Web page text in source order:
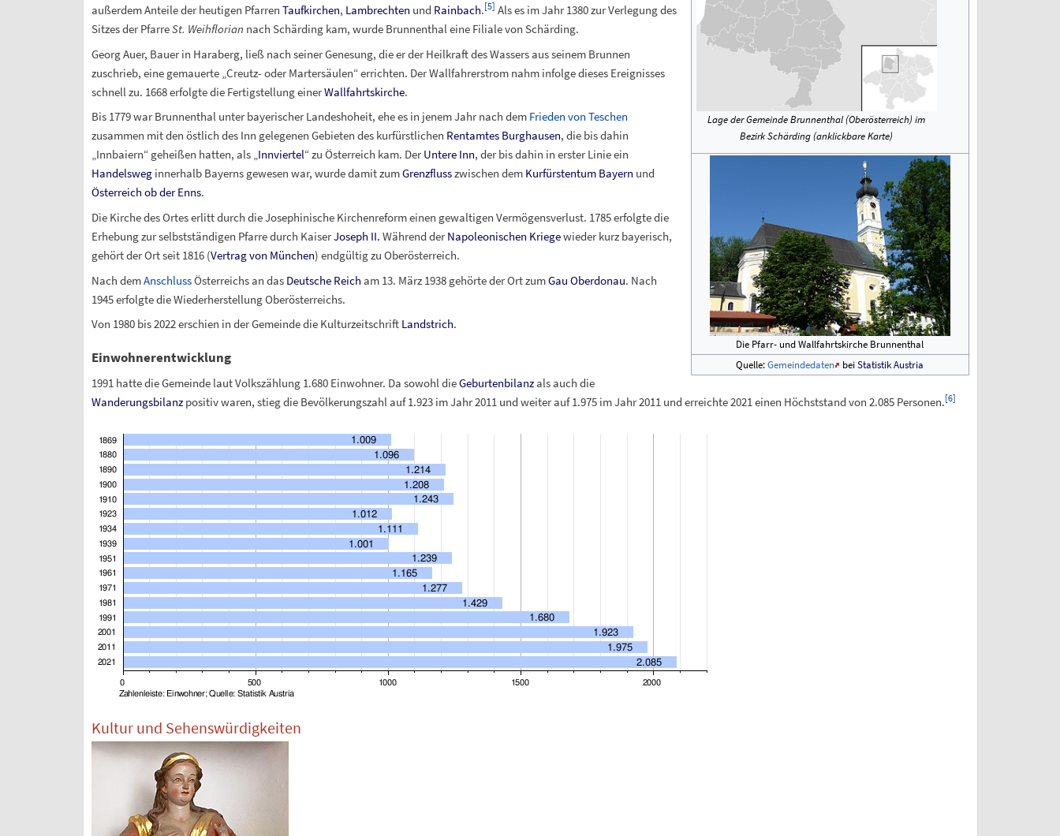
Lage der Gemeinde Brunnenthal (Oberösterreich) im
Bezirk Schärding (anklickbare Karte)
Die Pfarr- und Wallfahrtskirche Brunnenthal
Quelle:Gemeindedaten beiStatistik Austria
außerdem Anteile der heutigen Pfarren Taufkirchen, Lambrechten und Rainbach.[5] Als es im Jahr 1380 zur Verlegung des
Sitzes der PfarreSt. Weihflorian nach Schärding kam, wurde Brunnenthal eine Filiale von Schärding.
Georg Auer, Bauer in Haraberg, ließ nach seiner Genesung, die er der Heilkraft des Wassers aus seinem Brunnen
zuschrieb, eine gemauerte „Creutz- oder Martersäulen“ errichten. Der Wallfahrerstrom nahm infolge dieses Ereignisses
schnell zu. 1668 erfolgte die Fertigstellung einerWallfahrtskirche.
Bis 1779 war Brunnenthal unter bayerischer Landeshoheit, ehe es in jenem Jahr nach dem Frieden von Teschen
zusammen mit den östlich des Inn gelegenen Gebieten des kurfürstlichen Rentamtes Burghausen, die bis dahin
„Innbaiern“ geheißen hatten, als „Innviertel“ zu Österreich kam. DerUntere Inn, der bis dahin in erster Linie ein
Handelsweginnerhalb Bayerns gewesen war, wurde damit zumGrenzflusszwischen dem Kurfürstentum Bayern und
Österreich ob der Enns.
Die Kirche des Ortes erlitt durch die Josephinische Kirchenreform einen gewaltigen Vermögensverlust. 1785 erfolgte die
Erhebung zur selbstständigen Pfarre durch KaiserJoseph II. Während derNapoleonischen Kriegewieder kurz bayerisch,
gehört der Ort seit 1816 (Vertrag von München) endgültig zu Oberösterreich.
Nach demAnschlussÖsterreichs an das Deutsche Reich am 13. März 1938 gehörte der Ort zumGau Oberdonau. Nach
1945 erfolgte die Wiederherstellung Oberösterreichs.
Von 1980 bis 2022 erschien in der Gemeinde die Kulturzeitschrift Landstrich.
Einwohnerentwicklung
1991 hatte die Gemeinde laut Volkszählung 1.680 Einwohner. Da sowohl dieGeburtenbilanzals auch die
Wanderungsbilanzpositiv waren, stieg die Bevölkerungszahl auf 1.923 im Jahr 2011 und weiter auf 1.975 im Jahr 2011 und erreichte 2021 einen Höchststand von 2.085 Personen.[6]
Kultur und Sehenswürdigkeiten